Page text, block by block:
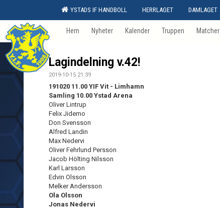
YSTADS IF HANDBOLL HERRLAGET DAMLAGET
Hem Nyheter Kalender Truppen Matcher
Lagindelning v.42!
2019-10-15 21:39
191020 11.00 YIF Vit - Limhamn
Samling 10.00 Ystad Arena
Oliver Lintrup
Felix Jidemo
Don Svensson
Alfred Landin
Max Nedervi
Oliver Fehrlund Persson
Jacob Hölting Nilsson
Karl Larsson
Edvin Olsson
Melker Andersson
Ola Olsson
Jonas Nedervi